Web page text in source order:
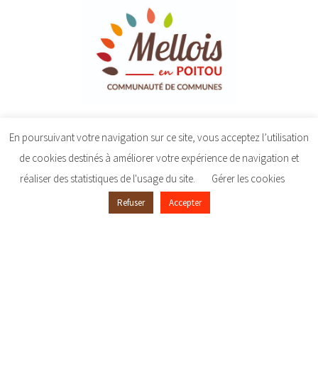
En poursuivant votre navigation sur ce site, vous acceptez l’utilisation
de cookies destinés à améliorer votre expérience de navigation et
réaliser des statistiques de l'usage du site.
Gérer les cookies
Refuser Accepter